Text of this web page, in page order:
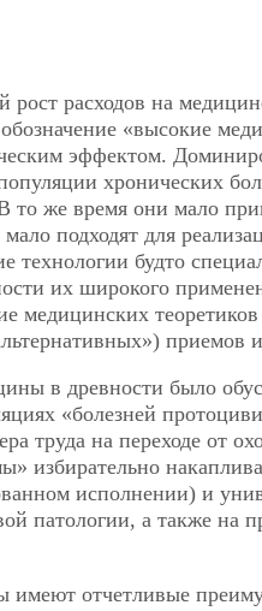
расходов на
«высокие
эффектом.
хронических
же время они мало
подходят для
будто
их широкого
медицинских
приемов
в древности было
«болезней
труда на переходе от
избирательно
исполнении) и
патологии, а также на
отчетливые